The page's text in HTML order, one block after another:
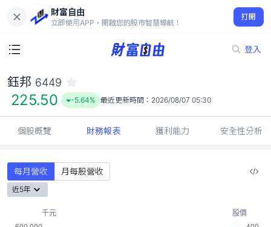
財富自由
立即使用APP，開啟您的股市智慧導航！
打開
登入
225.50
-5.64%
鈺邦 6449
225.50 -5.64% 最近更新時間： 2026/08/07 05:30
個股概覽 財務報表 獲利能力 安全性分析
每月營收 月每股營收
近5年